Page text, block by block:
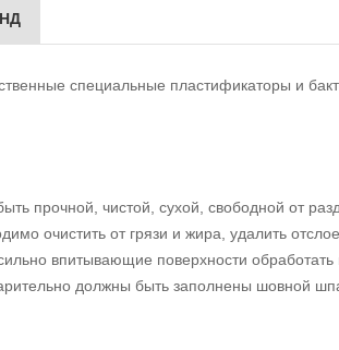
специальные пластификаторы и
прочной, чистой, сухой, свободной от
очистить от грязи и жира, удалить
впитывающие поверхности обработать
должны быть заполнены шовной